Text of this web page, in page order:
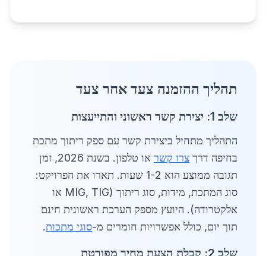
תהליך ההזמנה צעד אחר צעד
שלב 1: יצירת קשר ראשוני והתייעצות
התהליך מתחיל ביצירת קשר עם ספק ריתוך מתכת
בחיפה דרך צרו קשר
או טלפון. בשנת 2026, זמן
תגובה ממוצע הוא 1-2 שעות. תארו את הפרויקט:
סוג המתכת, מידות, סוג ריתוך (MIG, TIG או
אלקטרודה). היועץ מספק הערכת ראשונית חינם
תוך יום, כולל אפשרויות חומרים מ-סוגי מתכות.
שלב 2: קבלת הצעת מחיר מפורטת